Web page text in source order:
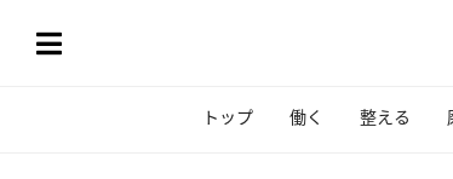
トップ 働く 整える